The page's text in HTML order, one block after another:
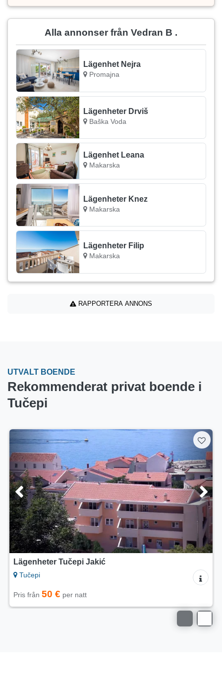
Alla annonser från Vedran B .
Lägenhet Nejra
Promajna
Lägenheter Drviš
Baška Voda
Lägenhet Leana
Makarska
Lägenheter Knez
Makarska
Lägenheter Filip
Makarska
RAPPORTERA ANNONS
UTVALT BOENDE
Rekommenderat privat boende i
Tučepi
Lägenheter Matić Tučepi
Tučepi
Pris från 50 € per natt